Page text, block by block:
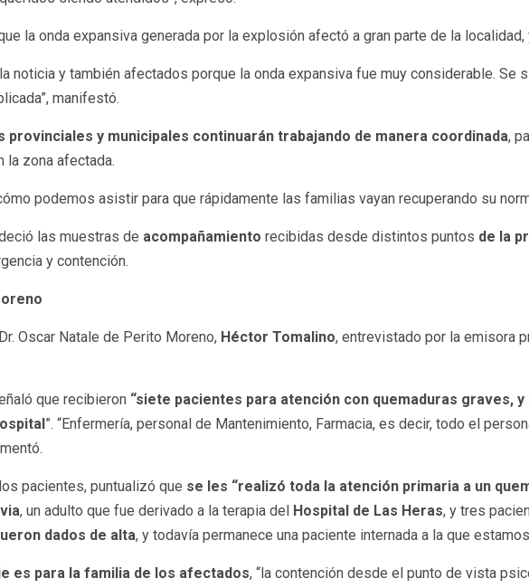
la onda expansiva generada por la explosión afectó a gran parte de la
noticia y también afectados porque la onda expansiva fue muy considerable. Se
manifestó.
provinciales y municipales continuarán trabajando de manera coordinada,
la zona afectada.
podemos asistir para que rápidamente las familias vayan recuperando su
las muestras de acompañamiento recibidas desde distintos puntos de la
y contención.
Oscar Natale de Perito Moreno, Héctor Tomalino, entrevistado por la emisora
que recibieron “siete pacientes para atención con quemaduras graves,
”. “Enfermería, personal de Mantenimiento, Farmacia, es decir, todo el
pacientes, puntualizó que se les “realizó toda la atención primaria a un
, un adulto que fue derivado a la terapia del Hospital de Las Heras, y tres
dados de alta, y todavía permanece una paciente internada a la que
es para la familia de los afectados, “la contención desde el punto de vista